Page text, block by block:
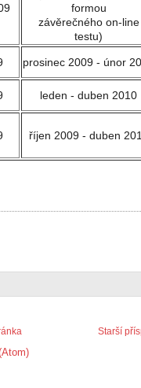
formou
závěrečného on-line
testu)
prosinec 2009 - únor
leden - duben 2010
říjen 2009 - duben
Starší